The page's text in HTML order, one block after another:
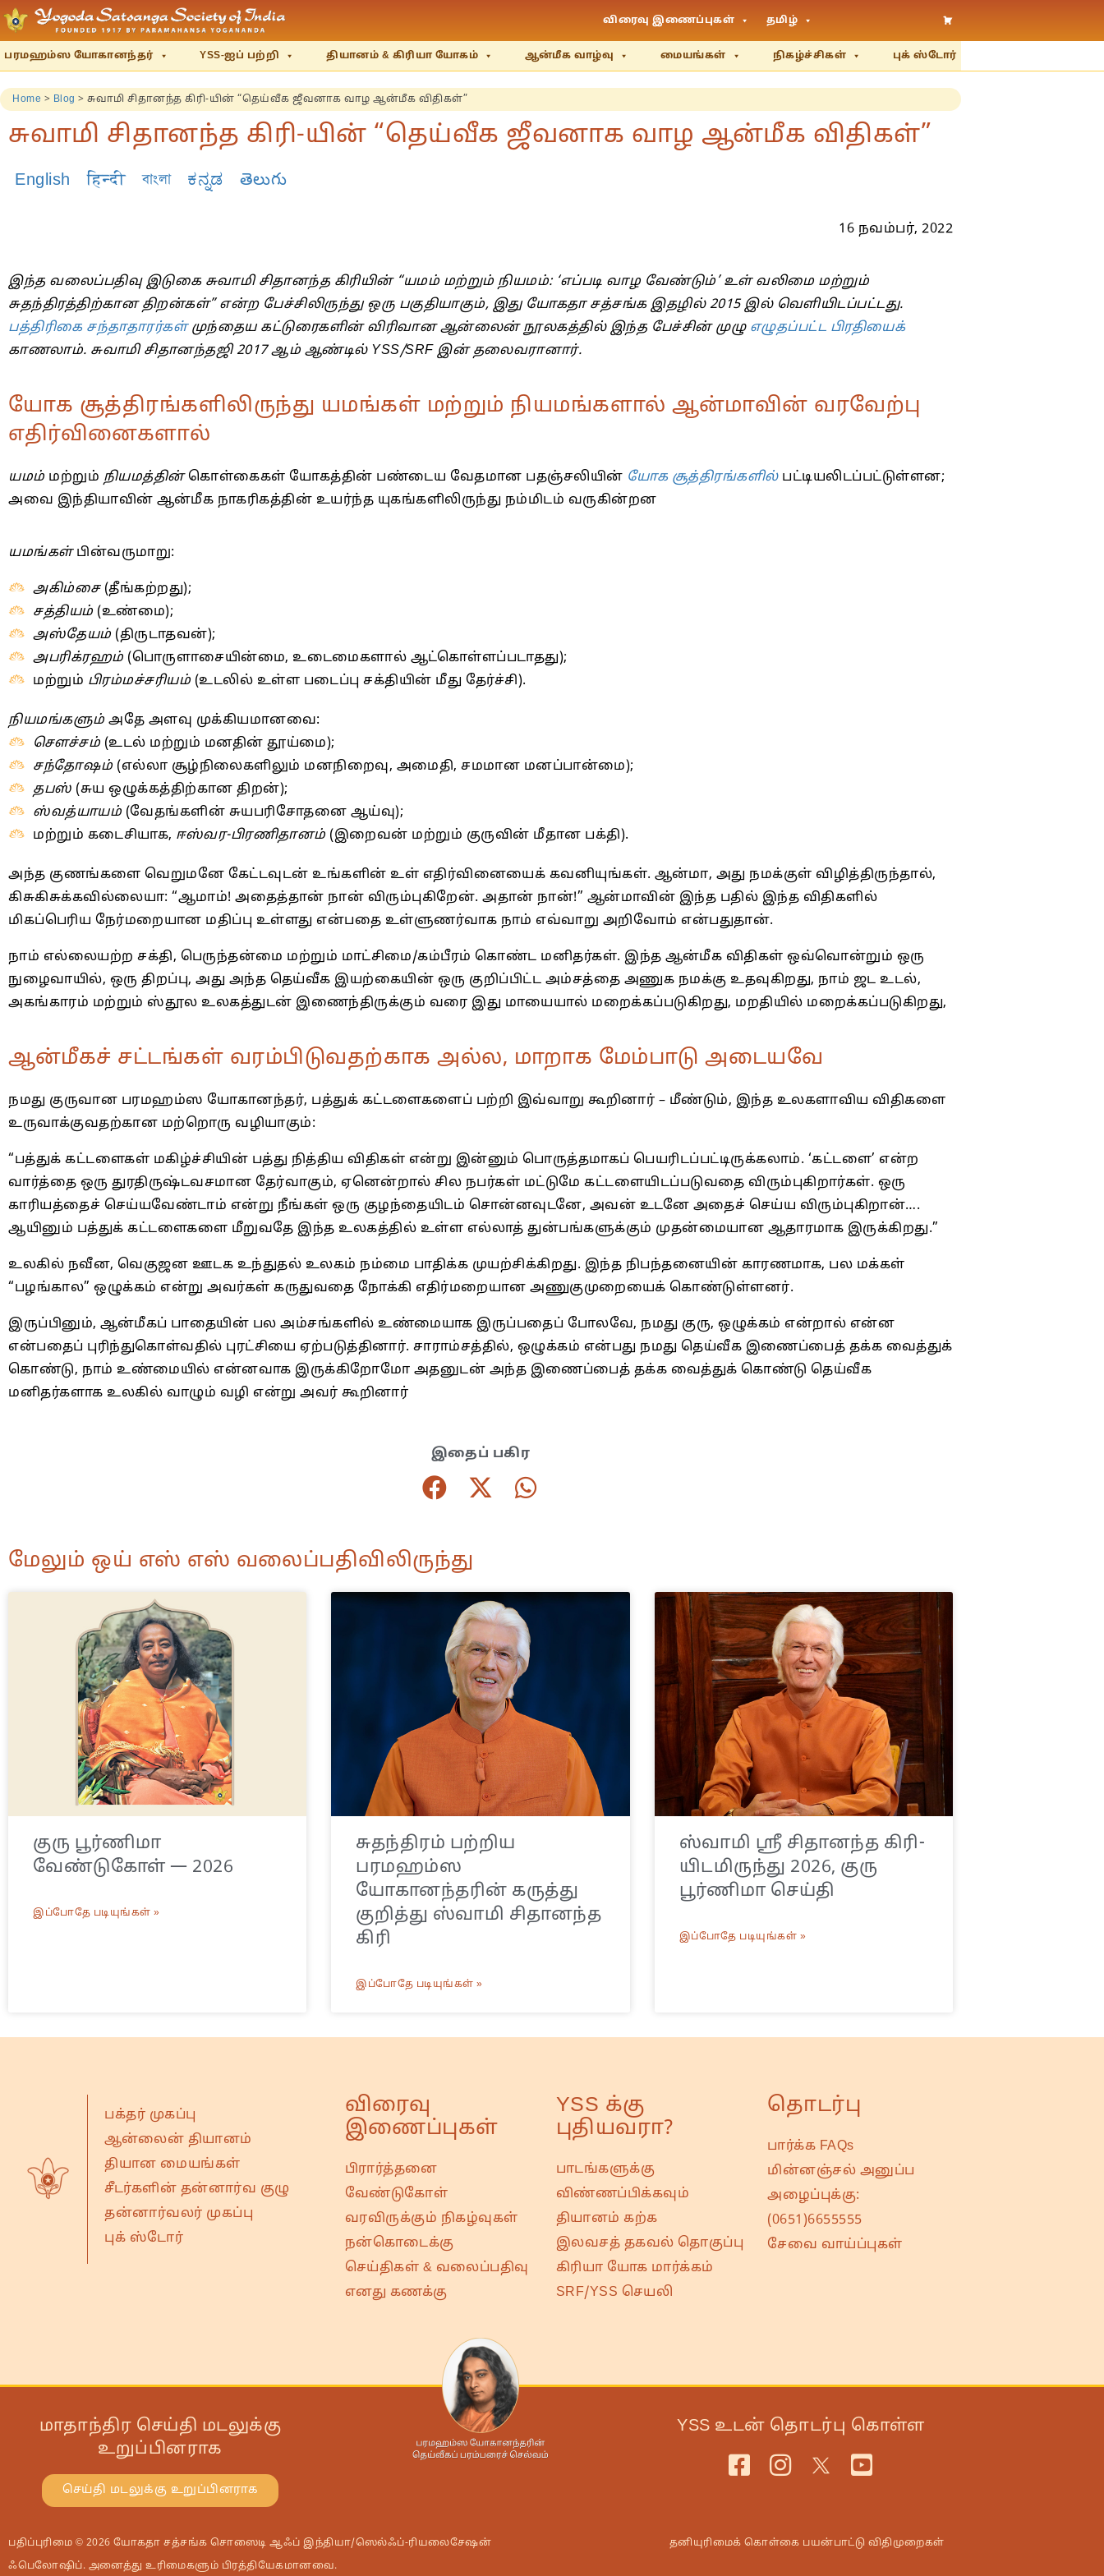
விரைவு இணைப்புகள் தமிழ்
பரமஹம்ஸ யோகானந்தர் YSS-ஐப் பற்றி தியானம் & கிரியா யோகம் ஆன்மீக வாழ்வு மையங்கள் நிகழ்ச்சிகள் புக் ஸ்டோர்
Home > Blog > சுவாமி சிதானந்த கிரி-யின் “தெய்வீக ஜீவனாக வாழ ஆன்மீக விதிகள்”
சுவாமி சிதானந்த கிரி-யின் “தெய்வீக ஜீவனாக வாழ ஆன்மீக விதிகள்”
English हिन्दी বাংলা ಕನ್ನಡ తెలుగు
16 நவம்பர், 2022
இந்த வலைப்பதிவு இடுகை சுவாமி சிதானந்த கிரியின் “யமம் மற்றும் நியமம்: ‘எப்படி வாழ வேண்டும்’ உள் வலிமை மற்றும்
சுதந்திரத்திற்கான திறன்கள்” என்ற பேச்சிலிருந்து ஒரு பகுதியாகும், இது யோகதா சத்சங்க இதழில் 2015 இல் வெளியிடப்பட்டது.
பத்திரிகை சந்தாதாரர்கள்முந்தைய கட்டுரைகளின் விரிவான ஆன்லைன் நூலகத்தில் இந்த பேச்சின் முழு எழுதப்பட்ட பிரதியைக்
காணலாம். சுவாமி சிதானந்தஜி 2017 ஆம் ஆண்டில் YSS/SRF இன் தலைவரானார்.
யோக சூத்திரங்களிலிருந்து யமங்கள் மற்றும் நியமங்களால் ஆன்மாவின் வரவேற்பு
எதிர்வினைகளால்
யமம் மற்றும் நியமத்தின்கொள்கைகள் யோகத்தின் பண்டைய வேதமான பதஞ்சலியின் யோக சூத்திரங்களில்பட்டியலிடப்பட்டுள்ளன;
அவை இந்தியாவின் ஆன்மீக நாகரிகத்தின் உயர்ந்த யுகங்களிலிருந்து நம்மிடம் வருகின்றன
யமங்கள்பின்வருமாறு:
அகிம்சை(தீங்கற்றது);
சத்தியம் (உண்மை);
அஸ்தேயம் (திருடாதவன்);
அபரிக்ரஹம் (பொருளாசையின்மை, உடைமைகளால் ஆட்கொள்ளப்படாதது);
மற்றும் பிரம்மச்சரியம் (உடலில் உள்ள படைப்பு சக்தியின் மீது தேர்ச்சி).
நியமங்களும் அதே அளவு முக்கியமானவை:
சௌச்சம் (உடல் மற்றும் மனதின் தூய்மை);
சந்தோஷம் (எல்லா சூழ்நிலைகளிலும் மனநிறைவு, அமைதி, சமமான மனப்பான்மை);
தபஸ் (சுய ஒழுக்கத்திற்கான திறன்);
ஸ்வத்யாயம் (வேதங்களின் சுயபரிசோதனை ஆய்வு);
மற்றும் கடைசியாக, ஈஸ்வர-பிரணிதானம் (இறைவன் மற்றும் குருவின் மீதான பக்தி).
அந்த குணங்களை வெறுமனே கேட்டவுடன் உங்களின் உள் எதிர்வினையைக் கவனியுங்கள். ஆன்மா, அது நமக்குள் விழித்திருந்தால்,
கிசுகிசுக்கவில்லையா: “ஆமாம்! அதைத்தான் நான் விரும்புகிறேன். அதான் நான்!” ஆன்மாவின் இந்த பதில் இந்த விதிகளில்
மிகப்பெரிய நேர்மறையான மதிப்பு உள்ளது என்பதை உள்ளுணர்வாக நாம் எவ்வாறு அறிவோம் என்பதுதான்.
நாம் எல்லையற்ற சக்தி, பெருந்தன்மை மற்றும் மாட்சிமை/கம்பீரம் கொண்ட மனிதர்கள். இந்த ஆன்மீக விதிகள் ஒவ்வொன்றும் ஒரு
நுழைவாயில், ஒரு திறப்பு, அது அந்த தெய்வீக இயற்கையின் ஒரு குறிப்பிட்ட அம்சத்தை அணுக நமக்கு உதவுகிறது, நாம் ஜட உடல்,
அகங்காரம் மற்றும் ஸ்தூல உலகத்துடன் இணைந்திருக்கும் வரை இது மாயையால் மறைக்கப்படுகிறது, மறதியில் மறைக்கப்படுகிறது,
ஆன்மீகச் சட்டங்கள் வரம்பிடுவதற்காக அல்ல, மாறாக மேம்பாடு அடையவே
நமது குருவான பரமஹம்ஸ யோகானந்தர், பத்துக் கட்டளைகளைப் பற்றி இவ்வாறு கூறினார் – மீண்டும், இந்த உலகளாவிய விதிகளை
உருவாக்குவதற்கான மற்றொரு வழியாகும்:
“பத்துக் கட்டளைகள் மகிழ்ச்சியின் பத்து நித்திய விதிகள் என்று இன்னும் பொருத்தமாகப் பெயரிடப்பட்டிருக்கலாம். ‘கட்டளை’ என்ற
வார்த்தை ஒரு துரதிருஷ்டவசமான தேர்வாகும், ஏனென்றால் சில நபர்கள் மட்டுமே கட்டளையிடப்படுவதை விரும்புகிறார்கள். ஒரு
காரியத்தைச் செய்யவேண்டாம் என்று நீங்கள் ஒரு குழந்தையிடம் சொன்னவுடனே, அவன் உடனே அதைச் செய்ய விரும்புகிறான்….
ஆயினும் பத்துக் கட்டளைகளை மீறுவதே இந்த உலகத்தில் உள்ள எல்லாத் துன்பங்களுக்கும் முதன்மையான ஆதாரமாக இருக்கிறது.”
உலகில் நவீன, வெகுஜன ஊடக உந்துதல் உலகம் நம்மை பாதிக்க முயற்சிக்கிறது. இந்த நிபந்தனையின் காரணமாக, பல மக்கள்
“பழங்கால” ஒழுக்கம் என்று அவர்கள் கருதுவதை நோக்கி எதிர்மறையான அணுகுமுறையைக் கொண்டுள்ளனர்.
இருப்பினும், ஆன்மீகப் பாதையின் பல அம்சங்களில் உண்மையாக இருப்பதைப் போலவே, நமது குரு, ஒழுக்கம் என்றால் என்ன
என்பதைப் புரிந்துகொள்வதில் புரட்சியை ஏற்படுத்தினார். சாராம்சத்தில், ஒழுக்கம் என்பது நமது தெய்வீக இணைப்பைத் தக்க வைத்துக்
கொண்டு, நாம் உண்மையில் என்னவாக இருக்கிறோமோ அதனுடன் அந்த இணைப்பைத் தக்க வைத்துக் கொண்டு தெய்வீக
மனிதர்களாக உலகில் வாழும் வழி என்று அவர் கூறினார்
இதைப் பகிர
மேலும் ஒய் எஸ் எஸ் வலைப்பதிவிலிருந்து
குரு பூர்ணிமா
வேண்டுகோள் — 2026
இப்போதே படியுங்கள் »
சுதந்திரம் பற்றிய
பரமஹம்ஸ
யோகானந்தரின் கருத்து
குறித்து ஸ்வாமி சிதானந்த
கிரி
இப்போதே படியுங்கள் »
ஸ்வாமி ஸ்ரீ சிதானந்த கிரி-
யிடமிருந்து 2026, குரு
பூர்ணிமா செய்தி
இப்போதே படியுங்கள் »
பக்தர் முகப்பு
ஆன்லைன் தியானம்
தியான மையங்கள்
சீடர்களின் தன்னார்வ குழு
தன்னார்வலர் முகப்பு
புக் ஸ்டோர்
விரைவு
இணைப்புகள்
பிரார்த்தனை
வேண்டுகோள்
வரவிருக்கும் நிகழ்வுகள்
நன்கொடைக்கு
செய்திகள் & வலைப்பதிவு
எனது கணக்கு
YSS க்கு
புதியவரா?
பாடங்களுக்கு
விண்ணப்பிக்கவும்
தியானம் கற்க
இலவசத் தகவல் தொகுப்பு
கிரியா யோக மார்க்கம்
SRF/YSS செயலி
தொடர்பு
பார்க்க FAQs
மின்னஞ்சல் அனுப்ப
அழைப்புக்கு:
(0651)6655555
சேவை வாய்ப்புகள்
மாதாந்திர செய்தி மடலுக்கு
உறுப்பினராக
செய்தி மடலுக்கு உறுப்பினராக
YSS உடன் தொடர்பு கொள்ள
பதிப்புரிமை © 2026 யோகதா சத்சங்க சொஸைடி ஆஃப் இந்தியா/ஸெல்ஃப்-ரியலைசேஷன்
ஃபெலோஷிப். அனைத்து உரிமைகளும் பிரத்தியேகமானவை.
தனியுரிமைக் கொள்கை பயன்பாட்டு விதிமுறைகள்